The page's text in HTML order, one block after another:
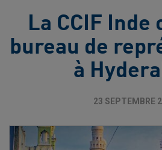
La CCIF Inde
bureau de
à
23 SEPTEMBRE